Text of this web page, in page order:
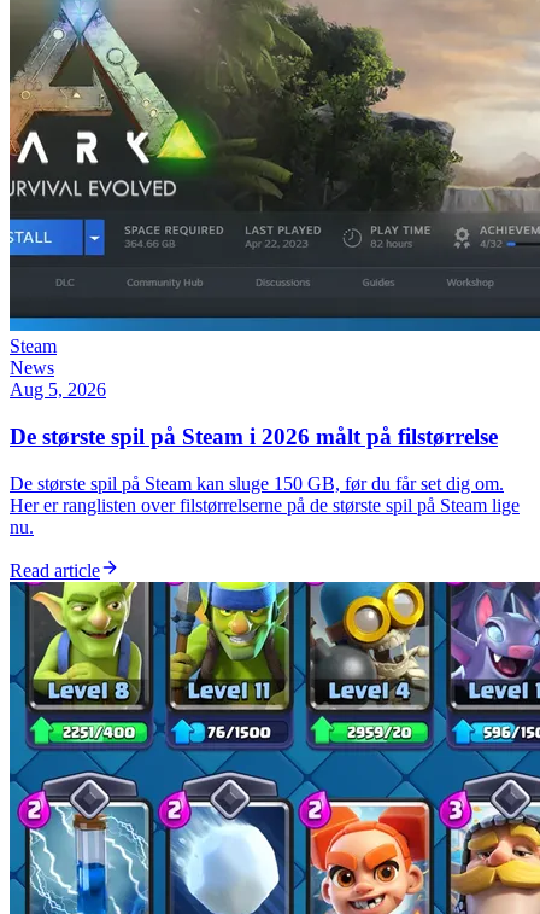
Steam
News
Aug 5, 2026
De største spil på Steam i 2026 målt på filstørrelse
De største spil på Steam kan sluge 150 GB, før du får set dig om.
Her er ranglisten over filstørrelserne på de største spil på Steam lige
nu.
Read article